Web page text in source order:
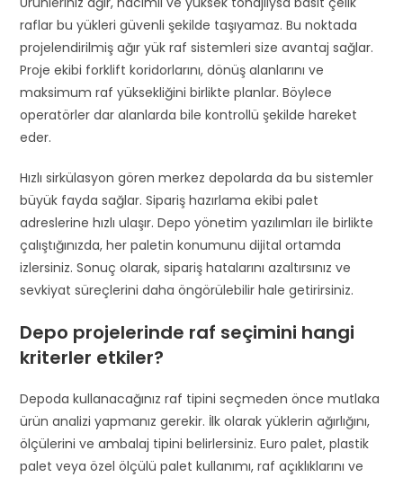
raflar bu yükleri güvenli şekilde taşıyamaz. Bu noktada
projelendirilmiş ağır yük raf sistemleri size avantaj sağlar.
Proje ekibi forklift koridorlarını, dönüş alanlarını ve
maksimum raf yüksekliğini birlikte planlar. Böylece
operatörler dar alanlarda bile kontrollü şekilde hareket
eder.
Hızlı sirkülasyon gören merkez depolarda da bu sistemler
büyük fayda sağlar. Sipariş hazırlama ekibi palet
adreslerine hızlı ulaşır. Depo yönetim yazılımları ile birlikte
çalıştığınızda, her paletin konumunu dijital ortamda
izlersiniz. Sonuç olarak, sipariş hatalarını azaltırsınız ve
sevkiyat süreçlerini daha öngörülebilir hale getirirsiniz.
Depo projelerinde raf seçimini hangi
kriterler etkiler?
Depoda kullanacağınız raf tipini seçmeden önce mutlaka
ürün analizi yapmanız gerekir. İlk olarak yüklerin ağırlığını,
ölçülerini ve ambalaj tipini belirlersiniz. Euro palet, plastik
palet veya özel ölçülü palet kullanımı, raf açıklıklarını ve